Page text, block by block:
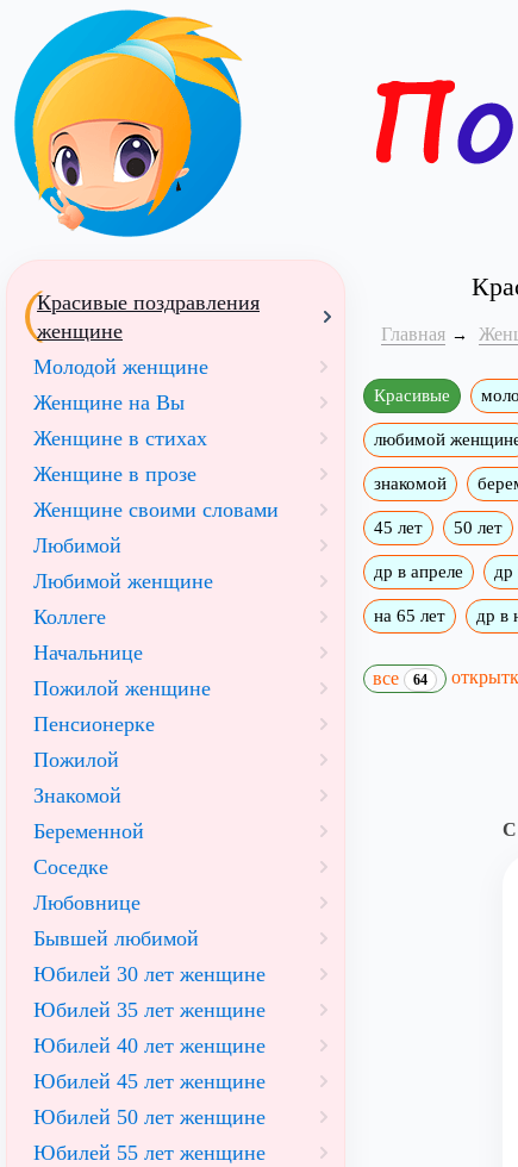
Главная
Красивые
любимой
знакомой
45 лет 50 лет
др в апреле др
на 65 лет др в
все 64
С
Красивые поздравления
женщине
Молодой женщине
Женщине на Вы
Женщине в стихах
Женщине в прозе
Женщине своими словами
Любимой
Любимой женщине
Коллеге
Начальнице
Пожилой женщине
Пенсионерке
Пожилой
Знакомой
Беременной
Соседке
Любовнице
Бывшей любимой
Юбилей 30 лет женщине
Юбилей 35 лет женщине
Юбилей 40 лет женщине
Юбилей 45 лет женщине
Юбилей 50 лет женщине
Юбилей 55 лет женщине